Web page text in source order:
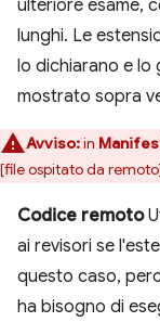
ulteriore esame,
lunghi. Le
lo dichiarano e lo
mostrato sopra
Avviso:in
[file ospitato da
Codice remoto
ai revisori se
questo caso,
ha bisogno di